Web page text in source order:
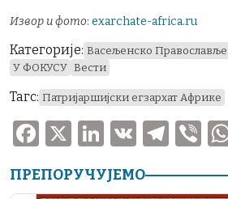
Извор и фото: exarchate-africa.ru
Категорије: Васељенско Православље
У ФОКУСУ Вести
Тагс: Патријаршијски егзархат Африке
F
c
X
Li
k
V
T
e
V
er
ПРЕПОРУЧУЈЕМО